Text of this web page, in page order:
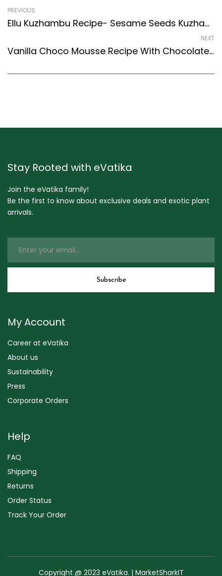
PREVIOUS
Ellu Kuzhambu Recipe- Sesame Seeds Kuzhambu (South Indian Recipes Style)
NEXT
Vanilla Choco Mousse Recipe With Chocolate Chips (Continental Style)
Stay Rooted with eVatika
Join the eVatika family!
Be the first to know about exclusive deals and exotic plant
arrivals.
My Account
Career at eVatika
About us
Sustainability
Press
Corporate Orders
Help
FAQ
Shipping
Returns
Order Status
Track Your Order
Copyright @ 2023 eVatika. | MarketSharkIT